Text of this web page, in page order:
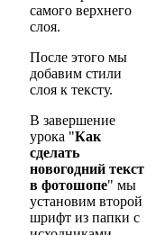
самого верхнего
слоя.
После этого мы
добавим стили
слоя к тексту.
В завершение
урока "Как
сделать
новогодний текст
в фотошопе" мы
установим второй
шрифт из папки с